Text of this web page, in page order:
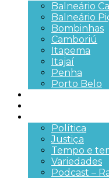
Balneário
Balneário
Bombinhas
Camboriú
Itapema
Itajaí
Penha
Porto Belo
Política
Justiça
Tempo e
Variedades
Podcast –